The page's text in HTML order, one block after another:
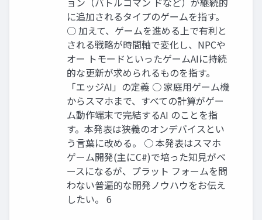
に追加されるタイプのゲームを指す。
○ 加えて、ゲームを進める上で有利と
される戦略が時間軸で変化し、NPCや
オー トモードといったゲームAIに持続
的な更新が求められるものを指す。
「エッジAI」の定義 ○ 家庭用ゲーム機
からスマホまで、すべての計算がゲー
ム動作端末で完結するAI のことを指
す。本発表は狭義のオンデバイスとい
う言葉に改める。 ○ 本発表はスマホ
ゲーム開発(主にC#)で培った知見がベ
ースになるが、プラット フォームを問
わない普遍的な開発ノウハウをお伝え
したい。 6